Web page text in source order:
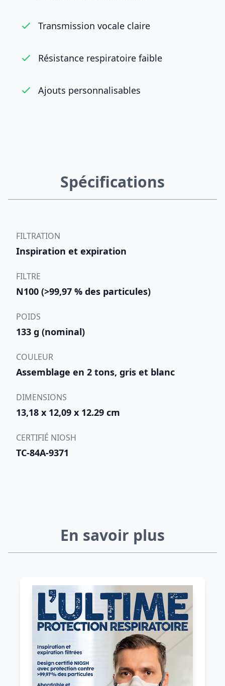
Transmission vocale claire
Résistance respiratoire faible
Ajouts personnalisables
Spécifications
FILTRATION
Inspiration et expiration
FILTRE
N100 (>99,97 % des particules)
POIDS
133 g (nominal)
COULEUR
Assemblage en 2 tons, gris et blanc
DIMENSIONS
13,18 x 12,09 x 12.29 cm
CERTIFIÉ NIOSH
TC-84A-9371
En savoir plus